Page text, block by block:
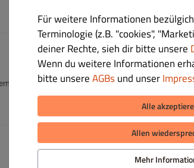
Für weitere Informationen
Terminologie (z.B. "cookies",
deiner Rechte, sieh dir bitte unsere
Wenn du weitere Informationen
bitte unsereAGBsund unser
Alle
Allen
Mehr